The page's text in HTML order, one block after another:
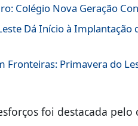
Colégio Nova Geração
Dá Início à Implantação
Fronteiras: Primavera do
foi destacada